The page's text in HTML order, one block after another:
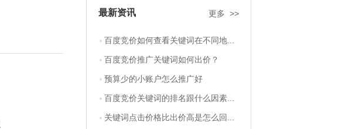
最新资讯 更多 >>
百度竞价如何查看关键词在不同地...
百度竞价推广关键词如何出价？
预算少的小账户怎么推广好
百度竞价关键词的排名跟什么因素...
关键词点击价格比出价高是怎么回...